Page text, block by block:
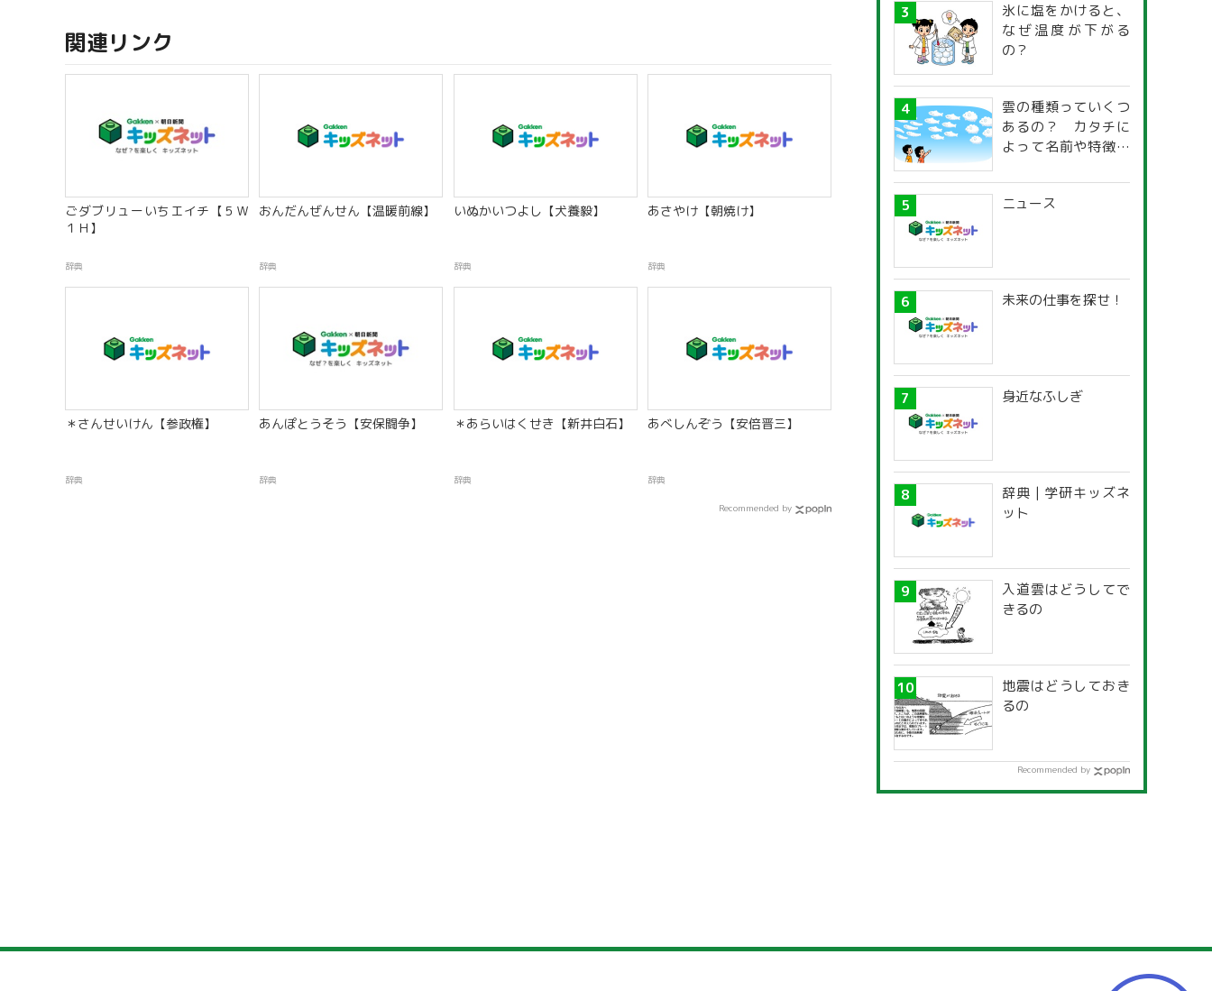
関連リンク
ごダブリューいちエイチ【５Ｗ
１Ｈ】
辞典
おんだんぜんせん【温暖前線】
辞典
いぬかいつよし【犬養毅】
辞典
あさやけ【朝焼け】
辞典
＊さんせいけん【参政権】
辞典
あんぽとうそう【安保闘争】
辞典
＊あらいはくせき【新井白石】
辞典
あべしんぞう【安倍晋三】
辞典
Recommended by
氷に塩をかけると、
なぜ温度が下がる
の？
雲の種類っていくつ
あるの？ カタチに
よって名前や特徴が
ニュース
未来の仕事を探せ！
身近なふしぎ
辞典 | 学研キッズネ
ット
入道雲はどうしてで
きるの
地震はどうしておき
るの
Recommended by